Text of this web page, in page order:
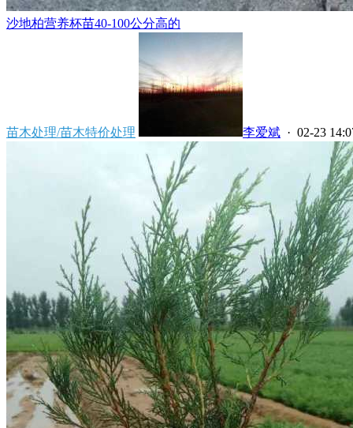
沙地柏营养杯苗40-100公分高的
苗木处理/苗木特价处理 李爱斌 · 02-23